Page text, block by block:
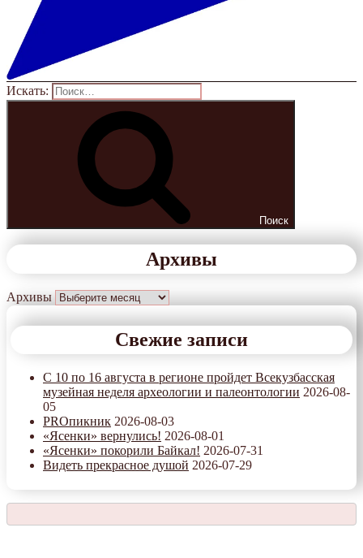
Искать:
Поиск
Архивы
Архивы
Свежие записи
С 10 по 16 августа в регионе пройдет Всекузбасская
музейная неделя археологии и палеонтологии 2026-08-
05
PROпикник 2026-08-03
«Ясенки» вернулись! 2026-08-01
«Ясенки» покорили Байкал! 2026-07-31
Видеть прекрасное душой 2026-07-29